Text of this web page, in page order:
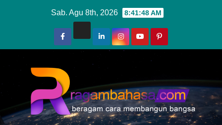
Sab. Agu 8th, 2026 8:41:49 AM